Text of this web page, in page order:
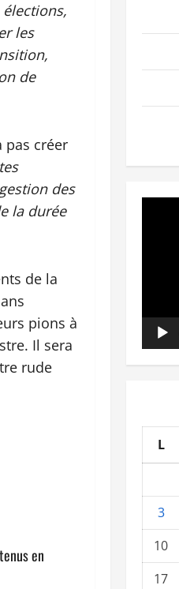
les
de
créer
des
la durée
de la
pions à
Il sera
rude
en
L
3
10
17